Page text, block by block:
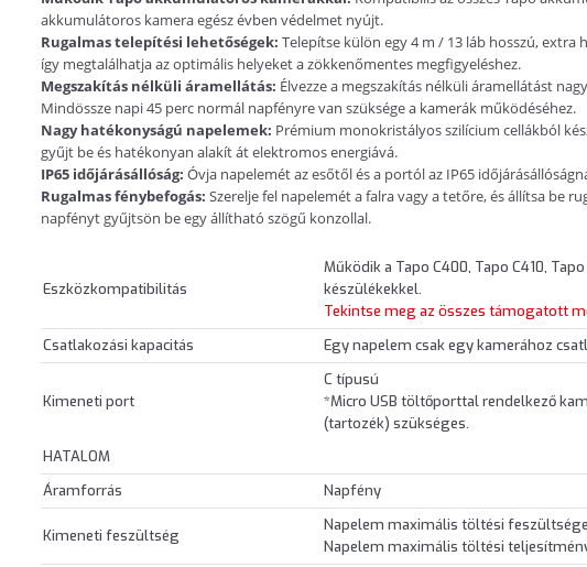
akkumulátoros kamera egész évben védelmet nyújt.
Rugalmas telepítési lehetőségek: Telepítse külön egy 4 m / 13 láb hosszú, extra
így megtalálhatja az optimális helyeket a zökkenőmentes megfigyeléshez.
Megszakítás nélküli áramellátás: Élvezze a megszakítás nélküli áramellátást
Mindössze napi 45 perc normál napfényre van szüksége a kamerák működéséhez.
Nagy hatékonyságú napelemek: Prémium monokristályos szilícium cellákból
gyűjt be és hatékonyan alakít át elektromos energiává.
IP65 időjárásállóság: Óvja napelemét az esőtől és a portól az IP65
Rugalmas fénybefogás: Szerelje fel napelemét a falra vagy a tetőre, és állítsa be
napfényt gyűjtsön be egy állítható szögű konzollal.
Eszközkompatibilitás
Működik a Tapo C400, Tapo C410,
készülékekkel.
Tekintse meg az összes támogatott
Csatlakozási kapacitás
Egy napelem csak egy kamerához
Kimeneti port
C típusú
*Micro USB töltőporttal rendelkező
(tartozék) szükséges.
HATALOM
Áramforrás
Napfény
Kimeneti feszültség
Napelem maximális töltési
Napelem maximális töltési